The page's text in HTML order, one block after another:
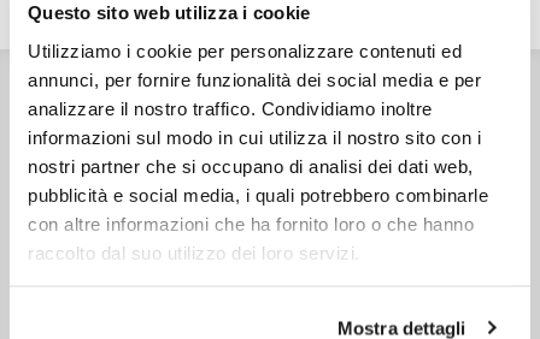
Questo sito web utilizza i cookie
Utilizziamo i cookie per personalizzare contenuti ed
annunci, per fornire funzionalità dei social media e per
analizzare il nostro traffico. Condividiamo inoltre
informazioni sul modo in cui utilizza il nostro sito con i
nostri partner che si occupano di analisi dei dati web,
pubblicità e social media, i quali potrebbero combinarle
con altre informazioni che ha fornito loro o che hanno
raccolto dal suo utilizzo dei loro servizi.
Mostra dettagli
DETTAGLI VALORI NUTRIZIONALI
INGREDIENTI
Farina ai cereali (grano tenero, grano tostato, segale, orzo,
semi di lino, semi di girasole, semi di soia, semola di grano
duro), lievito madre, acqua, sale marino.
CONSERVAZIONE
Conservare a temperatura ambiente, in un luogo asciutto
al riparo da fonti di calore.
Prodotto in Italia - Prodotto in Italia
Busta di cellophane